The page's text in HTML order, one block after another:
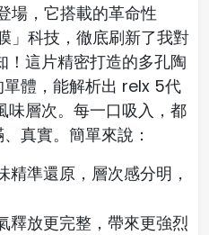
場，它搭載的革命性
」科技，徹底刷新了我對
！這片精密打造的多孔陶
體，能解析出 relx 5代
味層次。每一口吸入，都
真實。簡單來說：
精準還原，層次感分明，
釋放更完整，帶來更強烈